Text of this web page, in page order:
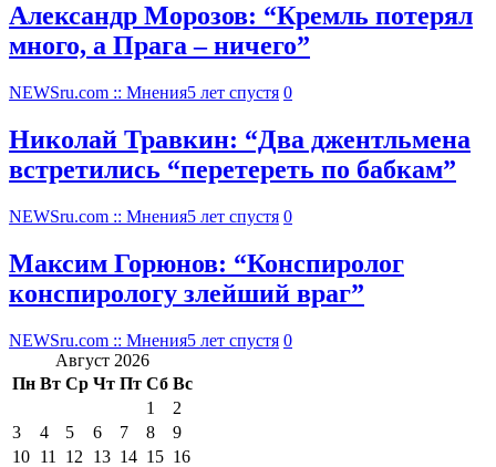
Александр Морозов: “Кремль потерял
много, а Прага – ничего”
NEWSru.com :: Мнения5 лет спустя 0
Николай Травкин: “Два джентльмена
встретились “перетереть по бабкам”
NEWSru.com :: Мнения5 лет спустя 0
Максим Горюнов: “Конспиролог
конспирологу злейший враг”
NEWSru.com :: Мнения5 лет спустя 0
Август 2026
Пн Вт Ср Чт Пт Сб Вс
1
2
3
4 5 6 7 8
9
10 11 12 13 14 15 16